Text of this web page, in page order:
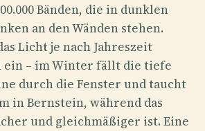
Bänden, die in dunklen
an den Wänden stehen.
Licht je nach Jahreszeit
– im Winter fällt die tiefe
durch die Fenster und taucht
in Bernstein, während das
und gleichmäßiger ist. Eine